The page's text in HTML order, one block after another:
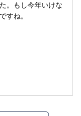
。もし今年いけな
すね。